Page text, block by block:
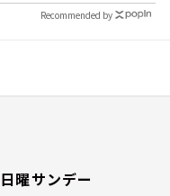
Recommended by
曜サンデー